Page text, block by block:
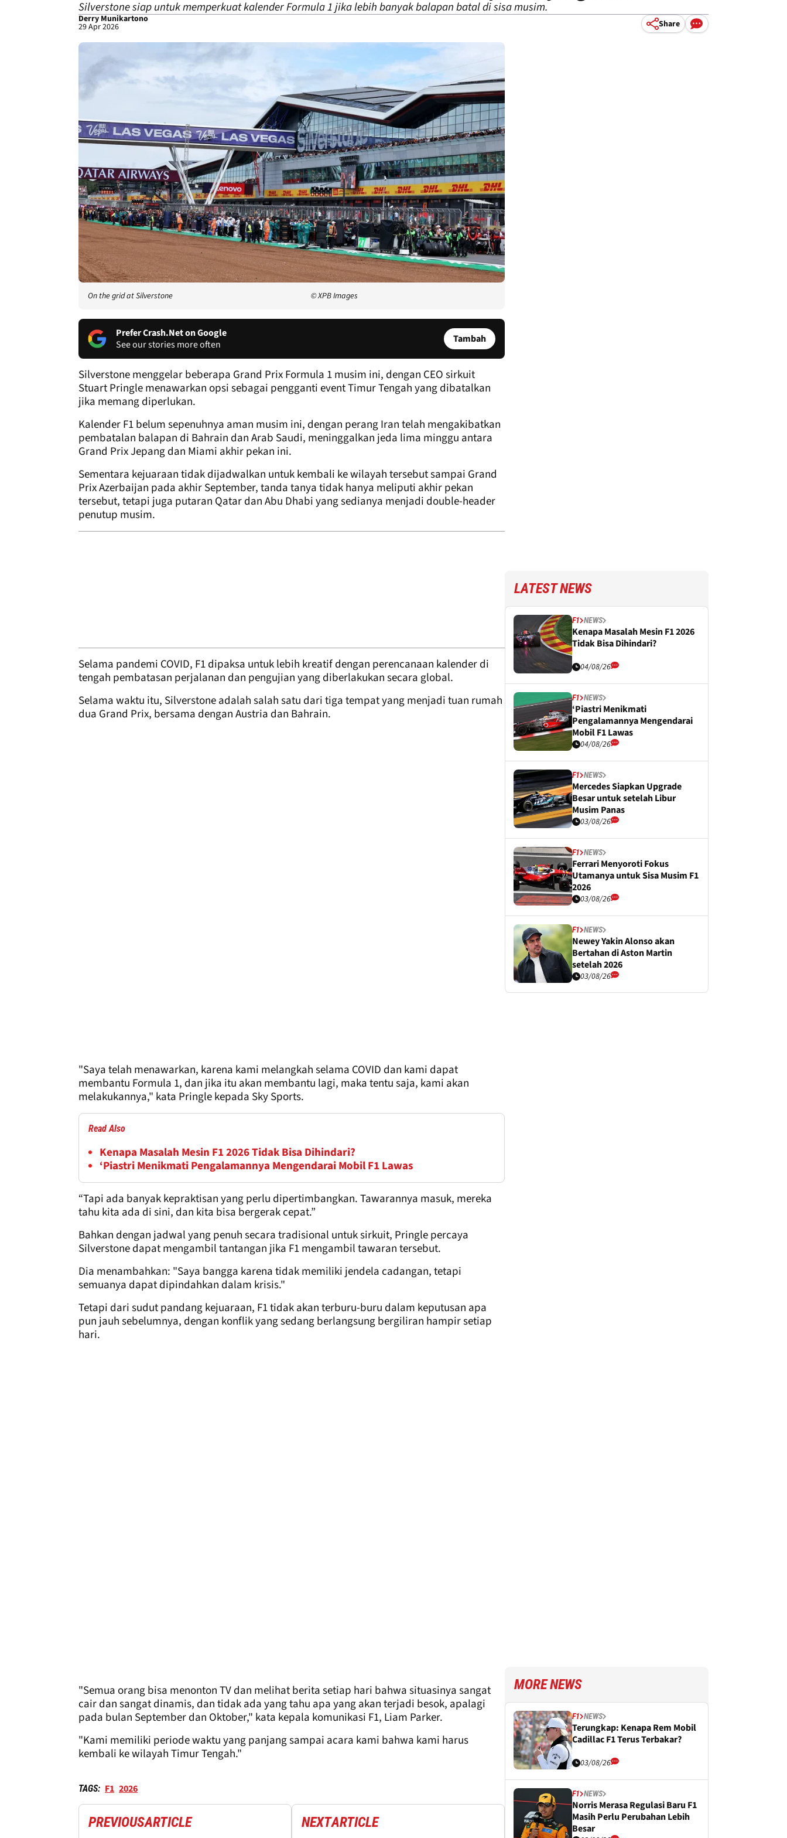
Silverstone siap untuk memperkuat kalender Formula 1 jika lebih banyak balapan batal di sisa musim.
Derry Munikartono
29 Apr 2026 Share
On the grid at Silverstone © XPB Images
Prefer Crash.Net on Google
See our stories more often
Tambah
Silverstone menggelar beberapa Grand Prix Formula 1 musim ini, dengan CEO sirkuit
Stuart Pringle menawarkan opsi sebagai pengganti event Timur Tengah yang dibatalkan
jika memang diperlukan.
Kalender F1 belum sepenuhnya aman musim ini, dengan perang Iran telah mengakibatkan
pembatalan balapan di Bahrain dan Arab Saudi, meninggalkan jeda lima minggu antara
Grand Prix Jepang dan Miami akhir pekan ini.
Sementara kejuaraan tidak dijadwalkan untuk kembali ke wilayah tersebut sampai Grand
Prix Azerbaijan pada akhir September, tanda tanya tidak hanya meliputi akhir pekan
tersebut, tetapi juga putaran Qatar dan Abu Dhabi yang sedianya menjadi double-header
penutup musim.
Selama pandemi COVID, F1 dipaksa untuk lebih kreatif dengan perencanaan kalender di
tengah pembatasan perjalanan dan pengujian yang diberlakukan secara global.
Selama waktu itu, Silverstone adalah salah satu dari tiga tempat yang menjadi tuan rumah
dua Grand Prix, bersama dengan Austria dan Bahrain.
"Saya telah menawarkan, karena kami melangkah selama COVID dan kami dapat
membantu Formula 1, dan jika itu akan membantu lagi, maka tentu saja, kami akan
melakukannya," kata Pringle kepada Sky Sports.
Read Also
Kenapa Masalah Mesin F1 2026 Tidak Bisa Dihindari?
‘Piastri Menikmati Pengalamannya Mengendarai Mobil F1 Lawas
“Tapi ada banyak kepraktisan yang perlu dipertimbangkan. Tawarannya masuk, mereka
tahu kita ada di sini, dan kita bisa bergerak cepat.”
Bahkan dengan jadwal yang penuh secara tradisional untuk sirkuit, Pringle percaya
Silverstone dapat mengambil tantangan jika F1 mengambil tawaran tersebut.
Dia menambahkan: "Saya bangga karena tidak memiliki jendela cadangan, tetapi
semuanya dapat dipindahkan dalam krisis."
Tetapi dari sudut pandang kejuaraan, F1 tidak akan terburu-buru dalam keputusan apa
pun jauh sebelumnya, dengan konflik yang sedang berlangsung bergiliran hampir setiap
hari.
"Semua orang bisa menonton TV dan melihat berita setiap hari bahwa situasinya sangat
cair dan sangat dinamis, dan tidak ada yang tahu apa yang akan terjadi besok, apalagi
pada bulan September dan Oktober," kata kepala komunikasi F1, Liam Parker.
"Kami memiliki periode waktu yang panjang sampai acara kami bahwa kami harus
kembali ke wilayah Timur Tengah."
TAGS: F1 2026
PREVIOUSARTICLE NEXTARTICLE
LATEST NEWS
F1 NEWS
Kenapa Masalah Mesin F1 2026
Tidak Bisa Dihindari?
04/08/26
F1 NEWS
‘Piastri Menikmati
Pengalamannya Mengendarai
Mobil F1 Lawas
04/08/26
F1 NEWS
Mercedes Siapkan Upgrade
Besar untuk setelah Libur
Musim Panas
03/08/26
F1 NEWS
Ferrari Menyoroti Fokus
Utamanya untuk Sisa Musim F1
2026
03/08/26
F1 NEWS
Newey Yakin Alonso akan
Bertahan di Aston Martin
setelah 2026
03/08/26
MORE NEWS
F1 NEWS
Terungkap: Kenapa Rem Mobil
Cadillac F1 Terus Terbakar?
03/08/26
F1 NEWS
Norris Merasa Regulasi Baru F1
Masih Perlu Perubahan Lebih
Besar